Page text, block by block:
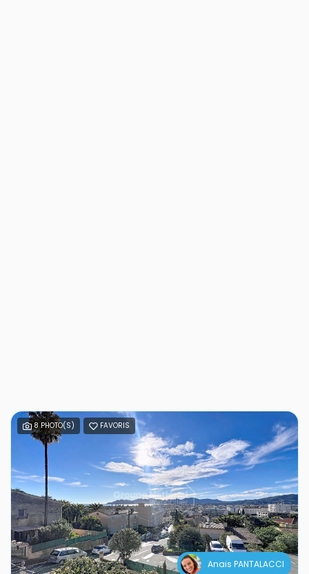
8 PHOTO(S) FAVORIS
Anais PANTALACCI